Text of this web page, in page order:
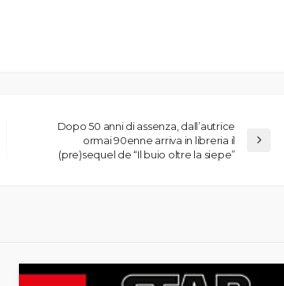
Dopo 50 anni di assenza, dall’autrice
ormai 90enne arriva in libreria il
(pre)sequel de “Il buio oltre la siepe”